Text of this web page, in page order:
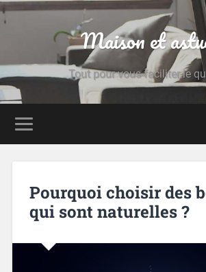
Maison et
Tout pour vous faciliter le
Pourquoi choisir des
qui sont naturelles ?